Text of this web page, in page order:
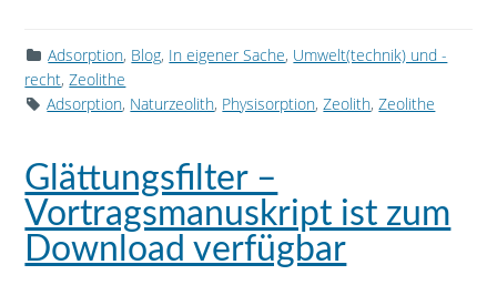
Adsorption, Blog, In eigener Sache, Umwelt(technik) und -
recht,Zeolithe
Adsorption, Naturzeolith, Physisorption,Zeolith,Zeolithe
Glättungsfilter –
Vortragsmanuskript ist zum
Download verfügbar